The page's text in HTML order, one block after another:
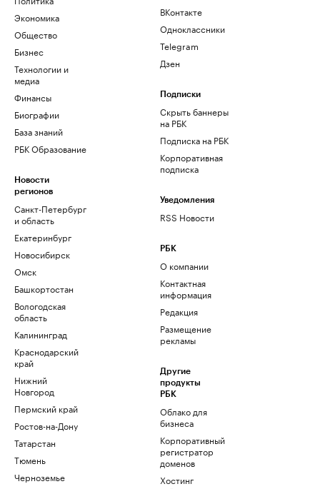
Экономика
Общество
Бизнес
Технологии и
медиа
Финансы
Биографии
База знаний
РБК Образование
Новости
регионов
Санкт-Петербург
и область
Екатеринбург
Новосибирск
Омск
Башкортостан
Вологодская
область
Калининград
Краснодарский
край
Нижний
Новгород
Пермский край
Ростов-на-Дону
Татарстан
Тюмень
Черноземье
ВКонтакте
Одноклассники
Telegram
Дзен
Подписки
Скрыть баннеры
на РБК
Подписка на РБК
Корпоративная
подписка
Уведомления
RSS Новости
РБК
О компании
Контактная
информация
Редакция
Размещение
рекламы
Другие
продукты
РБК
Облако для
бизнеса
Корпоративный
регистратор
доменов
Хостинг